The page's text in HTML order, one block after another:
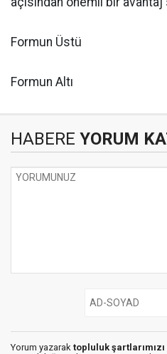
Formun Üstü
Formun Altı
HABERE YORUM
Yorum yazarak topluluk şartlarımızı